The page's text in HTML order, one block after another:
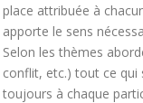
place attribuée à
apporte le sens
Selon les thèmes
conflit, etc.) tout ce qui
toujours à chaque